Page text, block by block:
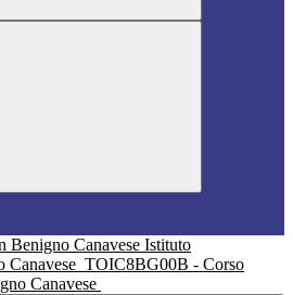
Istituto
Canavese TOIC8BG00B - Corso
Canavese